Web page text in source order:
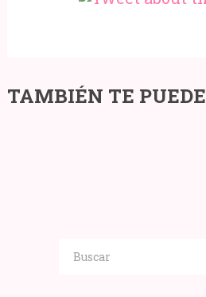
TAMBIÉN TE
Los
mejores